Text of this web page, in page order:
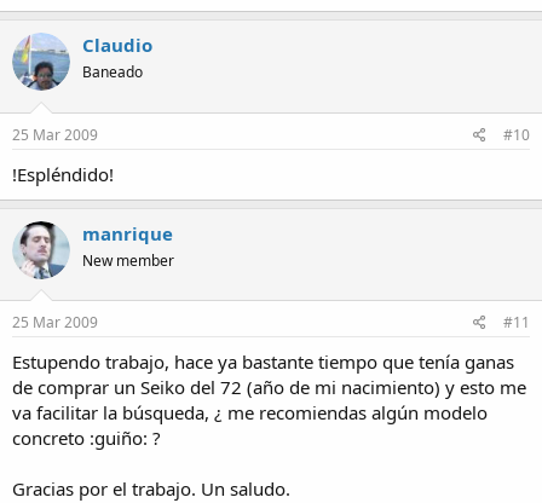
Claudio
Baneado
25 Mar 2009 #10
!Espléndido!
manrique
New member
25 Mar 2009 #11
Estupendo trabajo, hace ya bastante tiempo que tenía ganas
de comprar un Seiko del 72 (año de mi nacimiento) y esto me
va facilitar la búsqueda, ¿ me recomiendas algún modelo
concreto :guiño: ?
Gracias por el trabajo. Un saludo.